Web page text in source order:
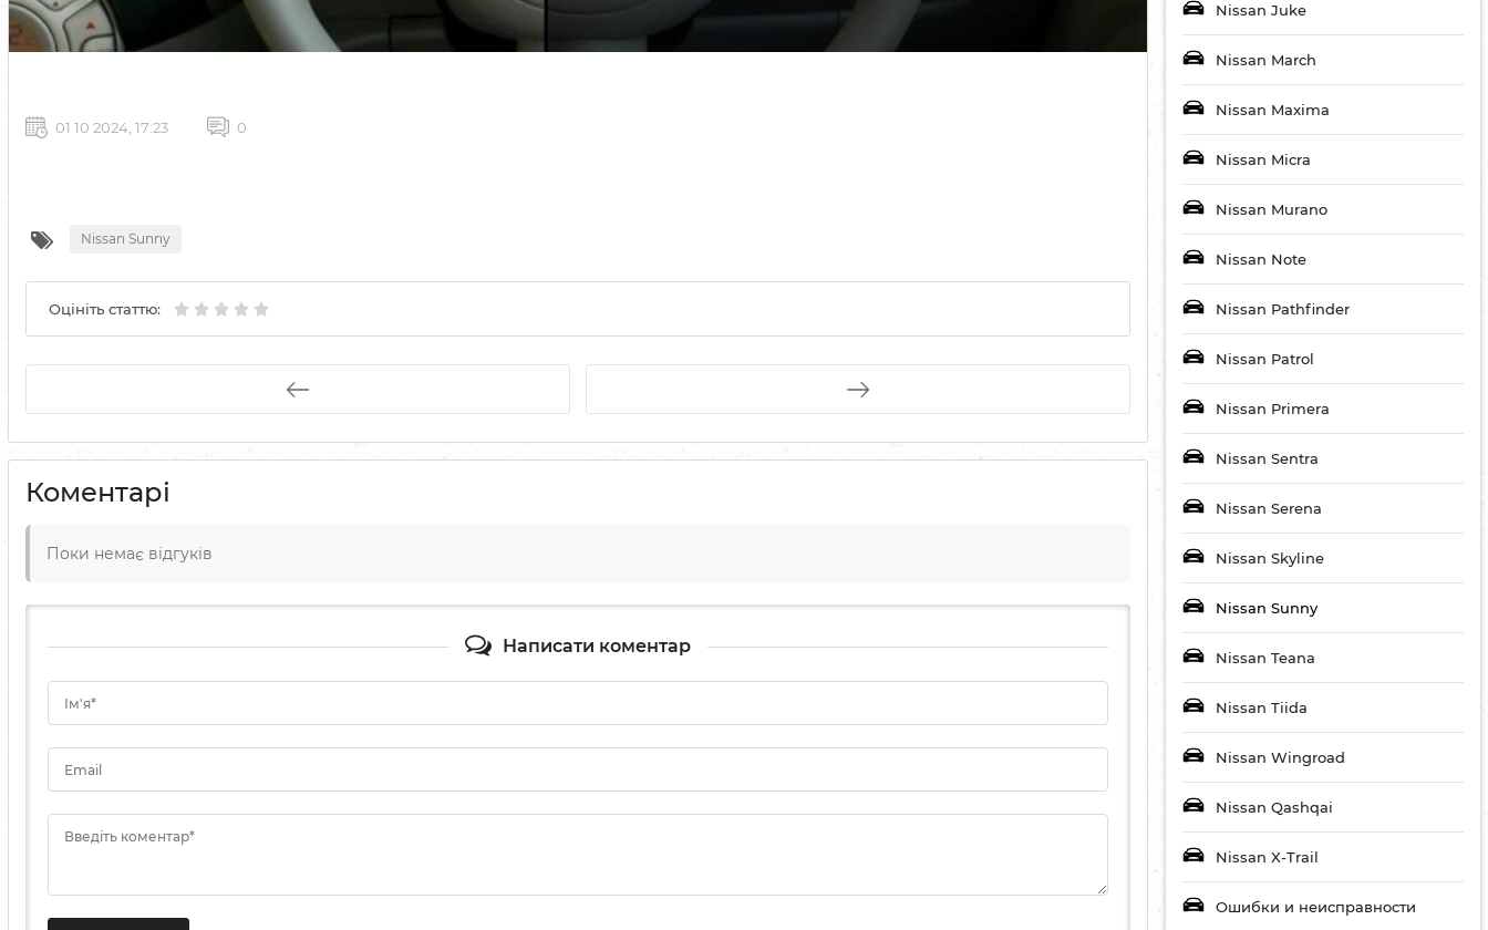
Nissan Juke
Nissan March
Nissan Maxima
Nissan Micra
Nissan Murano
Nissan Note
Nissan Pathfinder
Nissan Patrol
Nissan Primera
Nissan Sentra
Nissan Serena
Nissan Skyline
Nissan Sunny
Nissan Teana
Nissan Tiida
Nissan Wingroad
Nissan Qashqai
Nissan X-Trail
Ошибки и неисправности
01 10 2024, 17:23 0
Nissan Sunny
Оцініть статтю:
Коментарі
Поки немає відгуків
Написати коментар
Ім'я*
Email
Введіть коментар*